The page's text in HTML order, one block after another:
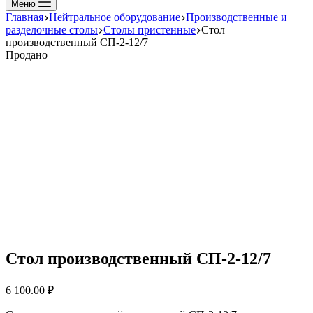
Меню
Главная Нейтральное оборудование Производственные и
разделочные столы Столы пристенные Стол
производственный СП-2-12/7
Продано
Стол производственный СП-2-12/7
6 100.00 ₽